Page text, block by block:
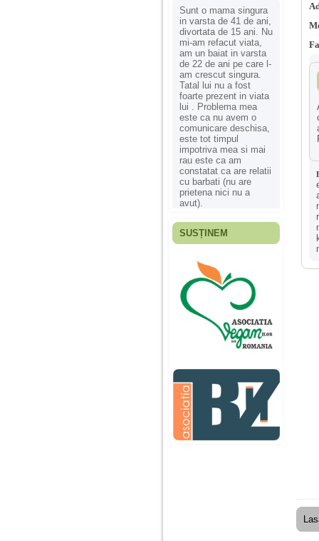
Sunt o mama singura
in varsta de 41 de ani,
divortata de 15 ani. Nu
mi-am refacut viata,
am un baiat in varsta
de 22 de ani pe care l-
am crescut singura.
Tatal lui nu a fost
foarte prezent in viata
lui . Problema mea
este ca nu avem o
comunicare deschisa,
este tot timpul
impotriva mea si mai
rau este ca am
constatat ca are relatii
cu barbati (nu are
prietena nici nu a
avut).
Fiica mea s-a nascut
ani, privind in urma
realizez cat de multe
greseli am facut in
educatia si cresterea
ei, am fost o mama
egoista, preocupata
de implinirea
profesionala, cand ea
era mica am neglijat-
agresiva, orice
greseala era taxata cu
o palma sau pedepse.
De 4 ani am o relatie
serioasa cu un barbat
SUSȚINEM